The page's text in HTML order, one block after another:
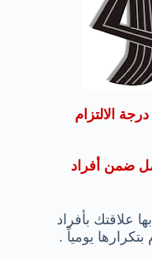
الالتزام
ضمن أفراد
علاقتك بأفراد
يومياً .